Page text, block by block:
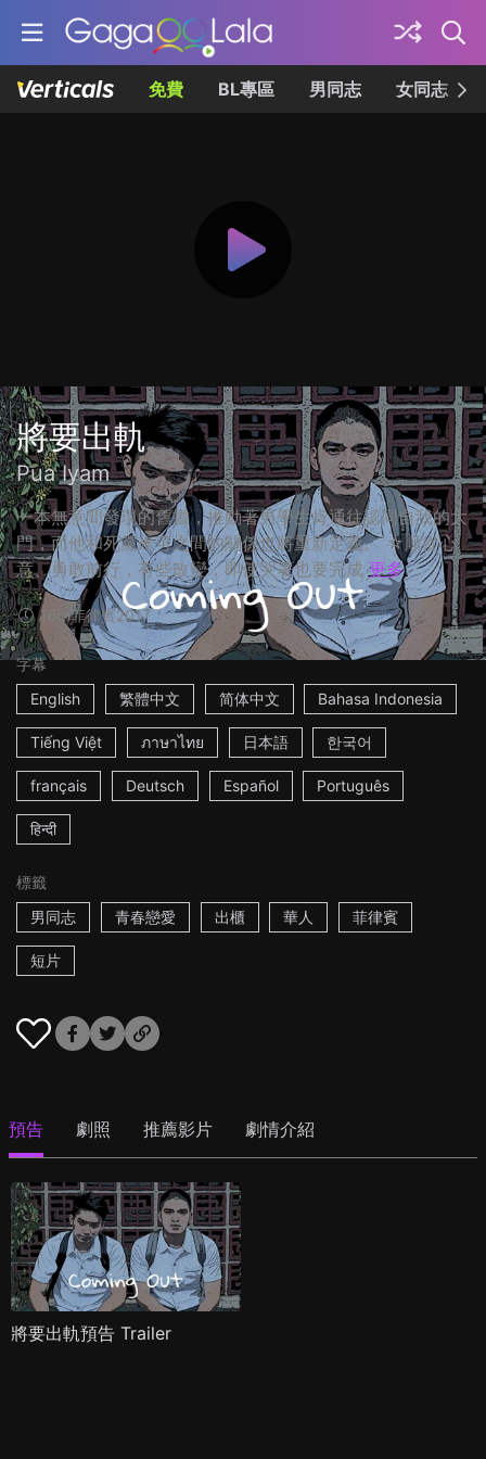
免費 BL專區 男同志 女同志
將要出軌
Pua Iyam
一本無意間發現的舊書，推動著男學生肯通往認同自我的大
門，而他和死黨米可之間的關係也將重新定義。 ☆順從心
意、勇敢前行，有些改變，即使哭著也要完成 更多
16m菲律賓2017
字幕
English
繁體中文 简体中文 Bahasa Indonesia
Tiếng Việt ภาษาไทย 日本語 한국어
français Deutsch Español Português
हिन्दी
標籤
男同志
青春戀愛 出櫃 華人 菲律賓
短片
預告 劇照 推薦影片 劇情介紹
將要出軌預告 Trailer